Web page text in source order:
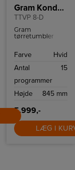
Gram Kondenstørretumbler
TTVP 8-D
Gram
tørretumbler
programmer.
Farve
Hvid
Antal
programmer
15
Højde 845 mm
5.999,-
LÆG I